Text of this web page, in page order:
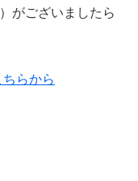
がございましたら
らから